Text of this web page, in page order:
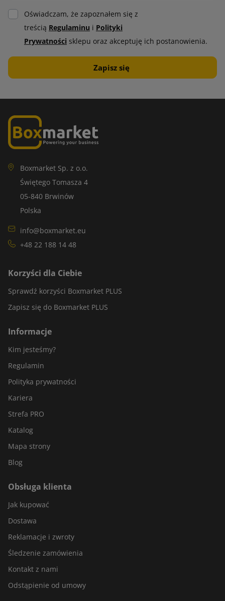
Oświadczam, że zapoznałem się z
treścią Regulaminu i Polityki
Prywatności sklepu oraz akceptuję ich postanowienia.
Boxmarket Sp. z o.o.
Świętego Tomasza 4
05-840 Brwinów
Polska
info@boxmarket.eu
+48 22 188 14 48
Korzyści dla Ciebie
Sprawdź korzyści Boxmarket PLUS
Zapisz się do Boxmarket PLUS
Informacje
Kim jesteśmy?
Regulamin
Polityka prywatności
Kariera
Strefa PRO
Katalog
Mapa strony
Blog
Obsługa klienta
Jak kupować
Dostawa
Reklamacje i zwroty
Śledzenie zamówienia
Kontakt z nami
Odstąpienie od umowy